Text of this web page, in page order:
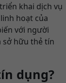
khai dịch vụ
hoạt của
với người
sở hữu thẻ tín
dụng?